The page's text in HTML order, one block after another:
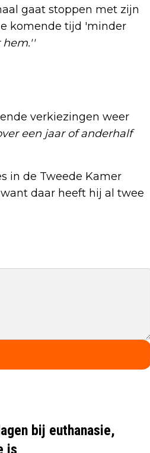
gaat stoppen met zijn
komende tijd 'minder
hem.''
verkiezingen weer
een jaar of anderhalf
in de Tweede Kamer
daar heeft hij al twee
bij euthanasie,
is